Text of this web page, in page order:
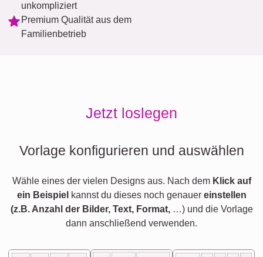
unkompliziert
Premium Qualität aus dem
Familienbetrieb
Jetzt loslegen
Vorlage konfigurieren und auswählen
Wähle eines der vielen Designs aus. Nach dem Klick auf
ein Beispiel kannst du dieses noch genauer einstellen
(z.B. Anzahl der Bilder, Text, Format,…) und die Vorlage
dann anschließend verwenden.